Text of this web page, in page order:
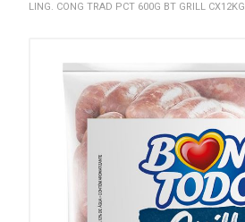
LING. CONG TRAD PCT 600G BT GRILL CX12KG